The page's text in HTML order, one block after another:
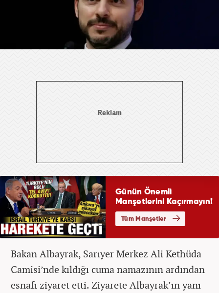
Bakan Albayrak, Sarıyer Merkez Ali Kethüda
Camisi’nde kıldığı cuma namazının ardından
esnafı ziyaret etti. Ziyarete Albayrak’ın yanı